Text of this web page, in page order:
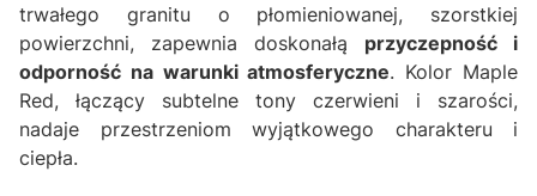
trwałego granitu o płomieniowanej, szorstkiej
powierzchni, zapewnia doskonałą przyczepność i
odporność na warunki atmosferyczne. Kolor Maple
Red, łączący subtelne tony czerwieni i szarości,
nadaje przestrzeniom wyjątkowego charakteru i
ciepła.